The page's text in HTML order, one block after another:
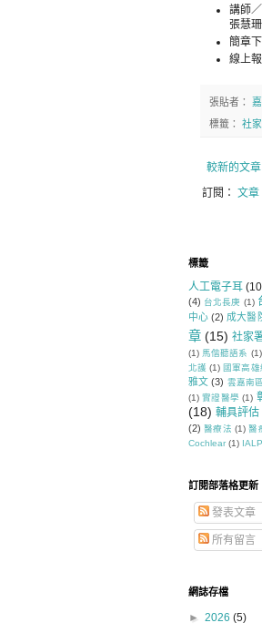
講師
張慧
簡章下
線上報
張貼者：
標籤： 社
較新的文章
訂閱： 文章
標籤
人工電子耳
(4) 台北長庚 (1)
中心 (2) 成大醫
章 (15) 社家
(1) 馬偕聽語系 (1)
北護 (1) 國軍高
雅文 (3) 雲嘉南
(1) 實證醫學 (1)
(18) 輔具評估
(2) 醫療法 (1) 醫
Cochlear (1) IALP
訂閱部落格更新
發表文章
所有留言
網誌存檔
► 2026 (5)